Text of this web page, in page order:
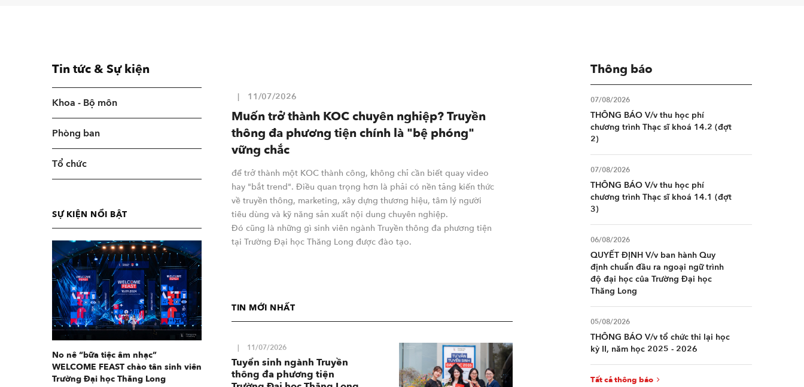
Tin tức & Sự kiện
Khoa - Bộ môn
Phòng ban
Tổ chức
SỰ KIỆN NỔI BẬT
No nê “bữa tiệc âm nhạc”
WELCOME FEAST chào tân sinh viên
Trường Đại học Thăng Long
11/07/2026
Muốn trở thành KOC chuyên nghiệp? Truyền
thông đa phương tiện chính là "bệ phóng"
vững chắc
để trở thành một KOC thành công, không chỉ cần biết quay video
hay "bắt trend". Điều quan trọng hơn là phải có nền tảng kiến thức
về truyền thông, marketing, xây dựng thương hiệu, tâm lý người
tiêu dùng và kỹ năng sản xuất nội dung chuyên nghiệp.
Đó cũng là những gì sinh viên ngành Truyền thông đa phương tiện
tại Trường Đại học Thăng Long được đào tạo.
TIN MỚI NHẤT
11/07/2026
Tuyển sinh ngành Truyền
thông đa phương tiện
Thông báo
07/08/2026
THÔNG BÁO V/v thu học phí
chương trình Thạc sĩ khoá 14.2 (đợt
2)
07/08/2026
THÔNG BÁO V/v thu học phí
chương trình Thạc sĩ khoá 14.1 (đợt
3)
06/08/2026
QUYẾT ĐỊNH V/v ban hành Quy
định chuẩn đầu ra ngoại ngữ trình
độ đại học của Trường Đại học
Thăng Long
05/08/2026
THÔNG BÁO V/v tổ chức thi lại học
kỳ II, năm học 2025 - 2026
Tất cả thông báo